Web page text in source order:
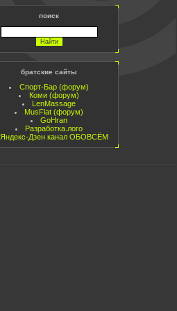
поиск
братские сайты
Спорт-Бар (форум)
Коми (форум)
LenMassage
MusFlat (форум)
GoHran
Разработка.лого
Яндекс-Дзен канал ОБОВСЁМ